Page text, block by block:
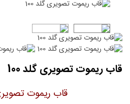
قاب ریموت تصویری گلد 100
قاب ریموت تصویری